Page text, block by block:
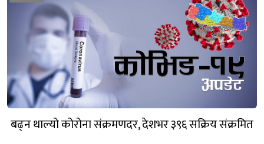
बढ्न थाल्यो कोरोना संक्रमणदर, देशभर ३९६ सक्रिय संक्रमित